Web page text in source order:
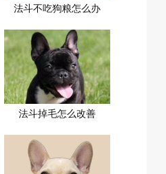
法斗不吃狗粮怎么办
法斗掉毛怎么改善